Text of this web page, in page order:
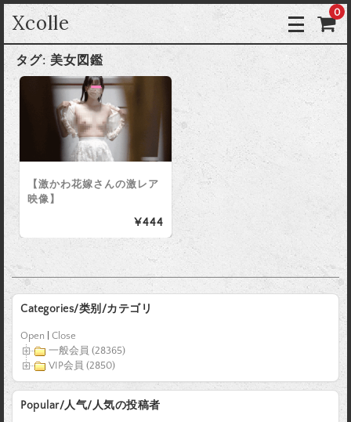
Xcolle 0
タグ: 美女図鑑
【激かわ花嫁さんの激レア
映像】
¥444
Categories/类别/カテゴリ
Open
Close
一般会員 (28365)
VIP会員 (2850)
Popular/人气/人気の投稿者